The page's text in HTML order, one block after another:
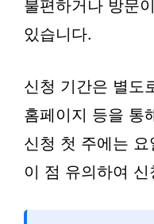
불편하거나 방문
있습니다.
신청 기간은 별도
홈페이지 등을 통
신청 첫 주에는
이 점 유의하여